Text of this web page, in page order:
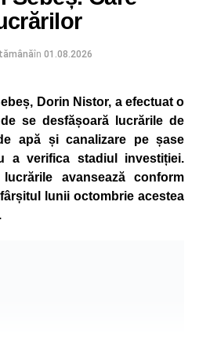
pe întreaga durată a nopții.
precizează că măsura nu
rutier și pietonal, iar
va fi menținută la un
că decizia are caracter
în contextul actualei situații
în condițiile în care autoritățile
publice să adopte măsuri
și a consumului de energie,
în 01.08.2026
Dorin Nistor, a efectuat o
se desfășoară lucrările de
apă și canalizare pe șase
a verifica stadiul investiției.
avansează conform
lunii octombrie acestea